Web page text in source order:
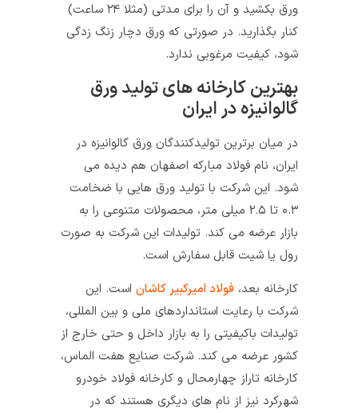
ورق بکشید و آن را برای مدتی (مثلا ۲۴ ساعت)
کنار بگذارید. در صورتی که ورق دچار زنگ زدگی
شود، کیفیت مرغوبی ندارد.
بهترین کارخانه های تولید ورق
گالوانیزه در ایران
در میان برترین تولیدکنندگان ورق گالوانیزه در
ایران، نام فولاد مبارکه اصفهان هم دیده می
شود. این شرکت با تولید ورق هایی با ضخامت
۰.۳ تا ۲.۵ میلی متر، محصولات متنوعی را به
بازار عرضه می کند. تولیدات این شرکت به صورت
رول یا شیت قابل سفارش است.
کارخانه بعد،فولاد امیرکبیر کاشاناست. این
شرکت با رعایت استانداردهای ملی و بین المللی،
تولیدات باکیفیتی را به بازار داخل و حتی خارج از
کشور عرضه می کند. شرکت صنایع هفت الماس،
کارخانه تاراز چهارمحال و کارخانه فولاد خودرو
شهرکرد نیز از نام های دیگری هستند که در